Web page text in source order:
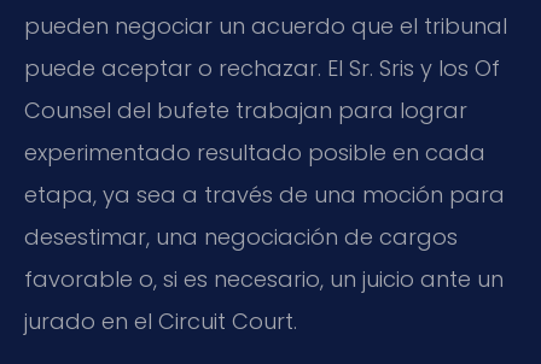
pueden negociar un acuerdo que el tribunal
puede aceptar o rechazar. El Sr. Sris y los Of
Counsel del bufete trabajan para lograr
experimentado resultado posible en cada
etapa, ya sea a través de una moción para
desestimar, una negociación de cargos
favorable o, si es necesario, un juicio ante un
jurado en el Circuit Court.